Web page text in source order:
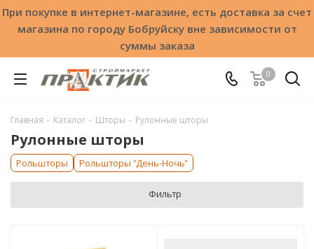
При покупке в интернет-магазине, есть доставка за счет
магазина по городу Бобруйску вне зависимости от
суммы заказа
0
Главная - Каталог - Шторы - Рулонные шторы
Рулонные шторы
Рольшторы Рольшторы "День-Ночь"
Фильтр